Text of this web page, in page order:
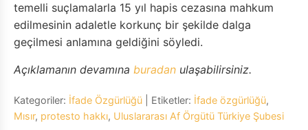
temelli suçlamalarla 15 yıl hapis cezasına mahkum
edilmesinin adaletle korkunç bir şekilde dalga
geçilmesi anlamına geldiğini söyledi.
Açıklamanın devamına buradan ulaşabilirsiniz.
Kategoriler: İfade Özgürlüğü | Etiketler: İfade özgürlüğü,
Mısır, protesto hakkı, Uluslararası Af Örgütü Türkiye Şubesi